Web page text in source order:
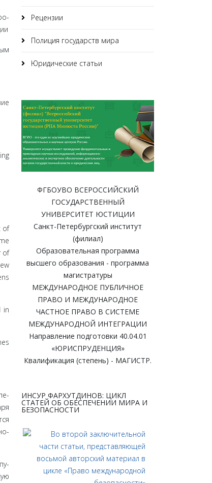
of
of
in
Рецензии
Полиция государств мира
Юридические статьи
ФГБОУВО ВСЕРОССИЙСКИЙ
ГОСУДАРСТВЕННЫЙ
УНИВЕРСИТЕТ ЮСТИЦИИ
Санкт-Петербургский институт
(филиал)
Образовательная программа
высшего образования - программа
магистратуры
МЕЖДУНАРОДНОЕ ПУБЛИЧНОЕ
ПРАВО И МЕЖДУНАРОДНОЕ
ЧАСТНОЕ ПРАВО В СИСТЕМЕ
МЕЖДУНАРОДНОЙ ИНТЕГРАЦИИ
Направление подготовки 40.04.01
«ЮРИСПРУДЕНЦИЯ»
Квалификация (степень) - МАГИСТР.
ИНСУР ФАРХУТДИНОВ: ЦИКЛ
СТАТЕЙ ОБ ОБЕСПЕЧЕНИИ МИРА И
БЕЗОПАСНОСТИ